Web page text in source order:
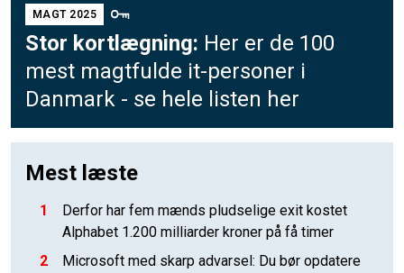
MAGT 2025
Stor kortlægning: Her er de 100
mest magtfulde it-personer i
Danmark - se hele listen her
Mest læste
1
Derfor har fem mænds pludselige exit kostet
Alphabet 1.200 milliarder kroner på få timer
2
Microsoft med skarp advarsel: Du bør opdatere